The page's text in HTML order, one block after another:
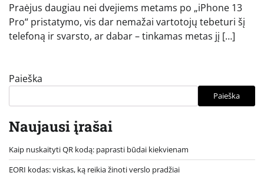
Praėjus daugiau nei dvejiems metams po „iPhone 13
Pro“ pristatymo, vis dar nemažai vartotojų tebeturi šį
telefoną ir svarsto, ar dabar – tinkamas metas jį […]
Paieška
Paieška
Naujausi įrašai
Kaip nuskaityti QR kodą: paprasti būdai kiekvienam
EORI kodas: viskas, ką reikia žinoti verslo pradžiai